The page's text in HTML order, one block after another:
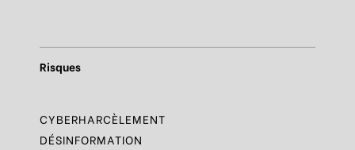
Risques
CYBERHARCÈLEMENT
DÉSINFORMATION